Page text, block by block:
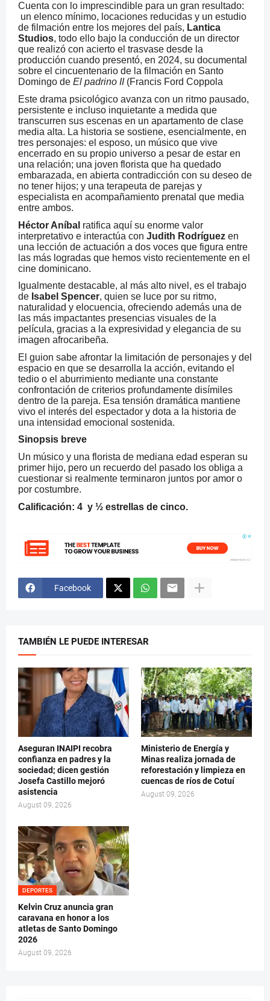
Cuenta con lo imprescindible para un gran resultado:
un elenco mínimo, locaciones reducidas y un estudio
de filmación entre los mejores del país, Lantica
Studios, todo ello bajo la conducción de un director
que realizó con acierto el trasvase desde la
producción cuando presentó, en 2024, su documental
sobre el cincuentenario de la filmación en Santo
Domingo de El padrino II(Francis Ford Coppola
Este drama psicológico avanza con un ritmo pausado,
persistente e incluso inquietante a medida que
transcurren sus escenas en un apartamento de clase
media alta. La historia se sostiene, esencialmente, en
tres personajes: el esposo, un músico que vive
encerrado en su propio universo a pesar de estar en
una relación; una joven florista que ha quedado
embarazada, en abierta contradicción con su deseo de
no tener hijos; y una terapeuta de parejas y
especialista en acompañamiento prenatal que media
entre ambos.
Héctor Aníbal ratifica aquí su enorme valor
interpretativo e interactúa con Judith Rodríguez en
una lección de actuación a dos voces que figura entre
las más logradas que hemos visto recientemente en el
cine dominicano.
Igualmente destacable, al más alto nivel, es el trabajo
de Isabel Spencer, quien se luce por su ritmo,
naturalidad y elocuencia, ofreciendo además una de
las más impactantes presencias visuales de la
película, gracias a la expresividad y elegancia de su
imagen afrocaribeña.
El guion sabe afrontar la limitación de personajes y del
espacio en que se desarrolla la acción, evitando el
tedio o el aburrimiento mediante una constante
confrontación de criterios profundamente disímiles
dentro de la pareja. Esa tensión dramática mantiene
vivo el interés del espectador y dota a la historia de
una intensidad emocional sostenida.
Sinopsis breve
Un músico y una florista de mediana edad esperan su
primer hijo, pero un recuerdo del pasado los obliga a
cuestionar si realmente terminaron juntos por amor o
por costumbre.
Calificación: 4 y ½ estrellas de cinco.
Facebook
TAMBIÉN LE PUEDE INTERESAR
Aseguran INAIPI recobra
confianza en padres y la
sociedad; dicen gestión
Josefa Castillo mejoró
asistencia
August 09, 2026
Ministerio de Energía y
Minas realiza jornada de
reforestación y limpieza en
cuencas de ríos de Cotuí
August 09, 2026
DEPORTES
Kelvin Cruz anuncia gran
caravana en honor a los
atletas de Santo Domingo
2026
August 09, 2026